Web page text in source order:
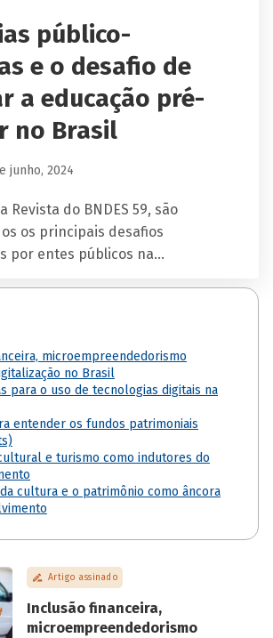
público-
e o desafio de
a educação pré-
no Brasil
junho, 2024
Revista do BNDES 59, são
os principais desafios
por entes públicos na
desses modelos com base na
microempreendedorismo
no Brasil
para o uso de tecnologias digitais na
entender os fundos patrimoniais
e turismo como indutores do
cultura e o patrimônio como âncora
Artigo assinado
Inclusão financeira,
microempreendedorismo